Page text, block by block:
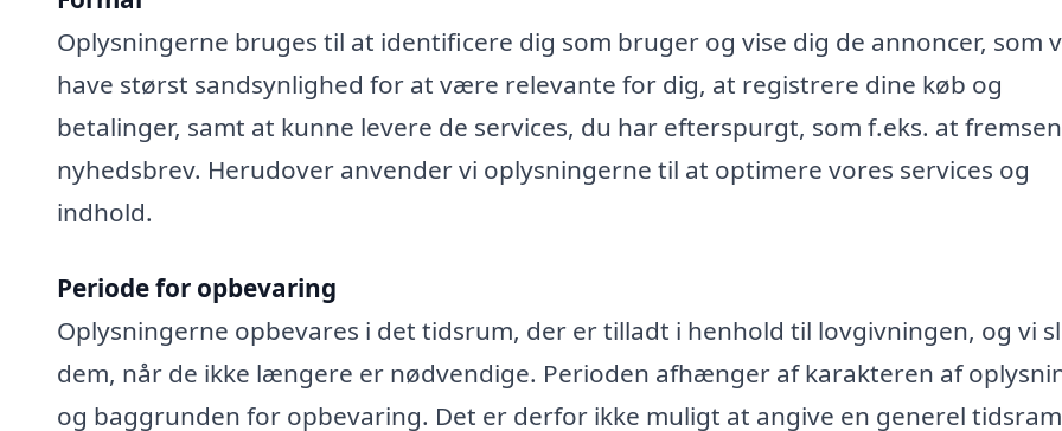
Oplysningerne bruges til at identificere dig som bruger og vise dig de annoncer, som
have størst sandsynlighed for at være relevante for dig, at registrere dine køb og
betalinger, samt at kunne levere de services, du har efterspurgt, som f.eks. at
nyhedsbrev. Herudover anvender vi oplysningerne til at optimere vores services og
indhold.
Periode for opbevaring
Oplysningerne opbevares i det tidsrum, der er tilladt i henhold til lovgivningen, og vi
dem, når de ikke længere er nødvendige. Perioden afhænger af karakteren af
og baggrunden for opbevaring. Det er derfor ikke muligt at angive en generel